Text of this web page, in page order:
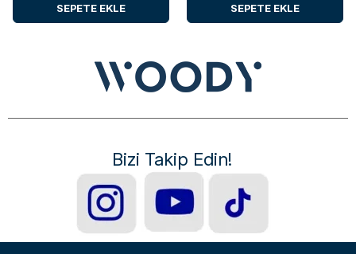
SEPETE EKLE SEPETE EKLE
Bizi Takip Edin!